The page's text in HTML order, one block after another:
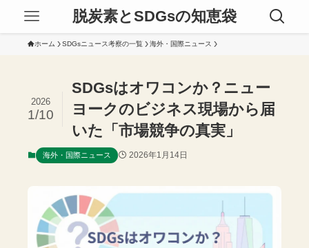
脱炭素とSDGsの知恵袋
ホーム SDGsニュース考察の一覧 海外・国際ニュース
SDGsはオワコンか？ニュー
ヨークのビジネス現場から届
いた「市場競争の真実」
2026
1/10
海外・国際ニュース 2026年1月14日